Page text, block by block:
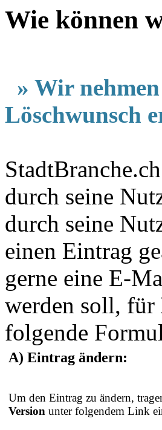
Wie können
» Wir
Löschwunsch
durch seine
durch seine
einen Eintrag
gerne eine E-
werden soll, für
folgende
A) Eintrag ändern:
Um den Eintrag zu ändern,
Version unter folgendem Link